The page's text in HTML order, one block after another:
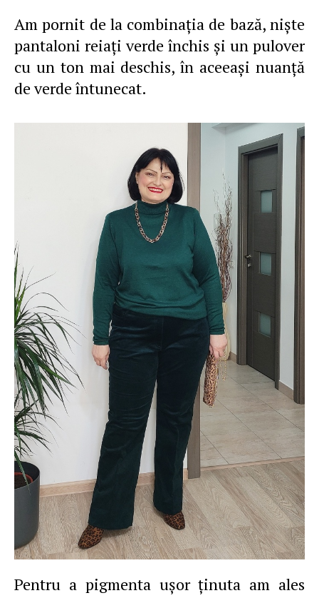
Am pornit de la combinaţia de bază, nişte
pantaloni reiaţi verde închis şi un pulover
cu un ton mai deschis, în aceeaşi nuanţă
de verde întunecat.
Pentru a pigmenta uşor ţinuta am ales